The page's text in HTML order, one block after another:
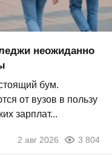
неожиданно
бум.
от вузов в пользу
зарплат...
2 авг 2026 3 804